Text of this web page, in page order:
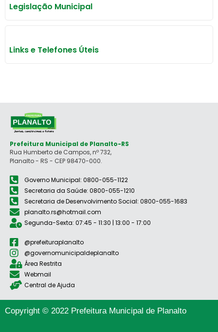
Legislação Municipal
Links e Telefones Úteis
Prefeitura Municipal de Planalto-RS
Rua Humberto de Campos, nº 732,
Planalto - RS - CEP 98470-000.
Governo Municipal: 0800-055-1122
Secretaria da Saúde: 0800-055-1210
Secretaria de Desenvolvimento Social: 0800-055-1683
planalto.rs@hotmail.com
Segunda-Sexta: 07:45 - 11:30 | 13:00 - 17:00
@prefeituraplanalto
@governomunicipaldeplanalto
Área Restrita
Webmail
Central de Ajuda
Copyright © 2022 Prefeitura Municipal de Planalto